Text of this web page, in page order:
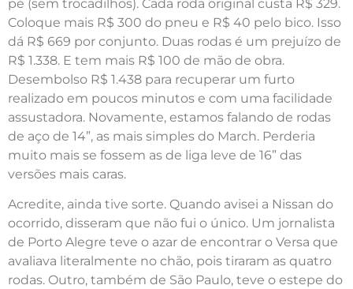
pé (sem trocadilhos). Cada roda original custa R$ 329.
Coloque mais R$ 300 do pneu e R$ 40 pelo bico. Isso
dá R$ 669 por conjunto. Duas rodas é um prejuízo de
R$ 1.338. E tem mais R$ 100 de mão de obra.
Desembolso R$ 1.438 para recuperar um furto
realizado em poucos minutos e com uma facilidade
assustadora. Novamente, estamos falando de rodas
de aço de 14”, as mais simples do March. Perderia
muito mais se fossem as de liga leve de 16” das
versões mais caras.
Acredite, ainda tive sorte. Quando avisei a Nissan do
ocorrido, disseram que não fui o único. Um jornalista
de Porto Alegre teve o azar de encontrar o Versa que
avaliava literalmente no chão, pois tiraram as quatro
rodas. Outro, também de São Paulo, teve o estepe do